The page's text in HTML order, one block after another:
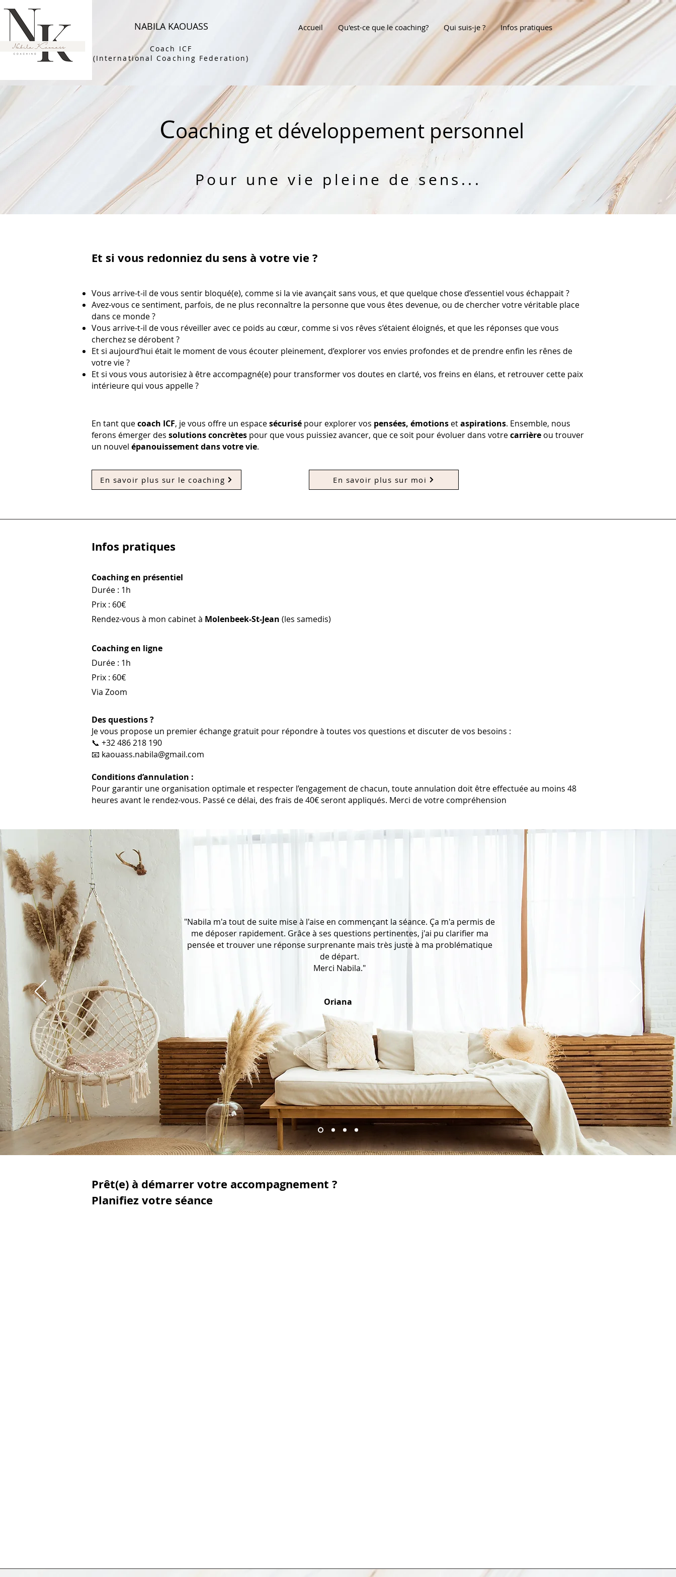
NABILA KAOUASS
Coach ICF
(International Coaching Federation)
Accueil Qu'est-ce que le coaching? Qui suis-je ? Infos pratiques
Coaching et développement personnel
Pour une vie pleine de sens...
Et si vous redonniez du sens à votre vie ?
Vous arrive-t-il de vous sentir bloqué(e), comme si la vie avançait sans vous, et que quelque chose d’essentiel vous échappait ?
Avez-vous ce sentiment, parfois, de ne plus reconnaître la personne que vous êtes devenue, ou de chercher votre véritable place
dans ce monde ?
Vous arrive-t-il de vous réveiller avec ce poids au cœur, comme si vos rêves s’étaient éloignés, et que les réponses que vous
cherchez se dérobent ?
Et si aujourd’hui était le moment de vous écouter pleinement, d’explorer vos envies profondes et de prendre enfin les rênes de
votre vie ?
Et si vous vous autorisiez à être accompagné(e) pour transformer vos doutes en clarté, vos freins en élans, et retrouver cette paix
intérieure qui vous appelle ?
En tant quecoach ICF, je vous offre un espacesécurisé pour explorer vos pensées, émotions etaspirations. Ensemble, nous
ferons émerger des solutions concrètes pour que vous puissiez avancer, que ce soit pour évoluer dans votrecarrière ou trouver
un nouvel épanouissement dans votre vie.
En savoir plus sur le coaching En savoir plus sur moi
Infos pratiques
Coaching en présentiel
Durée : 1h
Prix : 60€
Rendez-vous à mon cabinet à Molenbeek-St-Jean (les samedis)
Coaching en ligne
Durée : 1h
Prix : 60€
Via Zoom
Des questions ?
Je vous propose un premier échange gratuit pour répondre à toutes vos questions et discuter de vos besoins :
📞 +32 486 218 190
📧 kaouass.nabila@gmail.com
Conditions d’annulation :
Pour garantir une organisation optimale et respecter l’engagement de chacun, toute annulation doit être effectuée au moins 48
heures avant le rendez-vous. Passé ce délai, des frais de 40€ seront appliqués. Merci de votre compréhension
"Nabila m'a tout de suite mise à l'aise en commençant la séance. Ça m'a permis de
me déposer rapidement. Grâce à ses questions pertinentes, j'ai pu clarifier ma
pensée et trouver une réponse surprenante mais très juste à ma problématique
de départ.
Merci Nabila."
Oriana
Prêt(e) à démarrer votre accompagnement ?
Planifiez votre séance